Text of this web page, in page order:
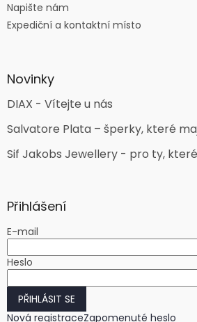
Napište nám
Expediční a kontaktní místo
Novinky
DIAX - Vítejte u nás
Salvatore Plata – šperky, které
Sif Jakobs Jewellery - pro ty,
Přihlášení
E-mail
Heslo
PŘIHLÁSIT SE
Nová registraceZapomenuté heslo